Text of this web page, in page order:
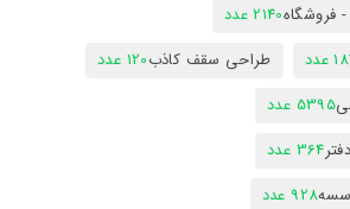
فروشگاه2140 عدد
طراحی سقف کاذب120 عدد
5395 عدد
364 عدد
928 عدد